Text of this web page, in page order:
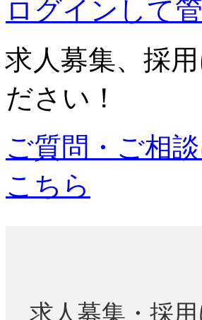
ログインして
求人募集、採
ださい！
ご質問・ご相
こちら
求人募集・採